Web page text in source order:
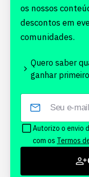
os nossos
descontos em
comunidades.
Quero saber
ganhar
Autorizo o envio
com os Termos